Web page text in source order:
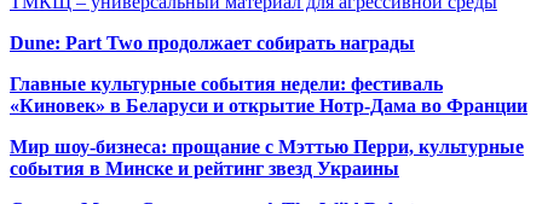
Dune: Part Two продолжает собирать награды
Главные культурные события недели: фестиваль
«Киновек» в Беларуси и открытие Нотр-Дама во Франции
Мир шоу-бизнеса: прощание с Мэттью Перри, культурные
события в Минске и рейтинг звезд Украины